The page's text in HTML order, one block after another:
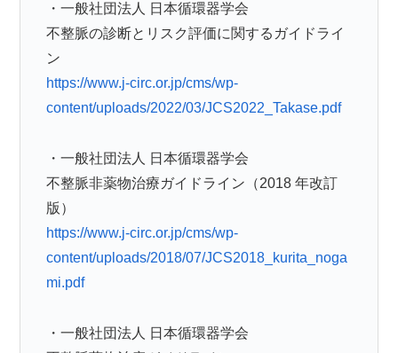
・一般社団法人 日本循環器学会
不整脈の診断とリスク評価に関するガイドライ
ン
https://www.j-circ.or.jp/cms/wp-
content/uploads/2022/03/JCS2022_Takase.pdf
・一般社団法人 日本循環器学会
不整脈非薬物治療ガイドライン（2018 年改訂
版）
https://www.j-circ.or.jp/cms/wp-
content/uploads/2018/07/JCS2018_kurita_noga
mi.pdf
・一般社団法人 日本循環器学会